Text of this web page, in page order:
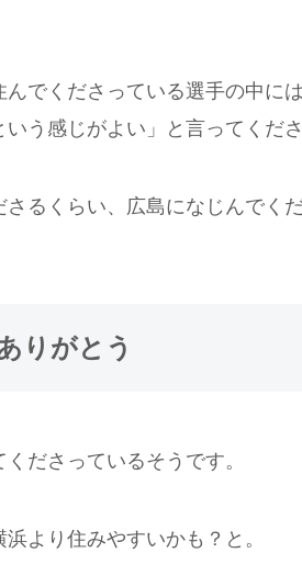
でくださっている選手の中に
う感じがよい」と言ってくだ
るくらい、広島になじんでく
りがとう
ださっているそうです。
より住みやすいかも？と。